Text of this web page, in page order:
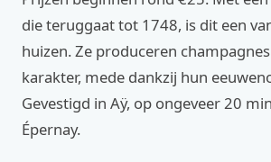
die teruggaat tot 1748, is dit een
huizen. Ze produceren
karakter, mede dankzij hun
Gevestigd in Aÿ, op ongeveer 20
Épernay.